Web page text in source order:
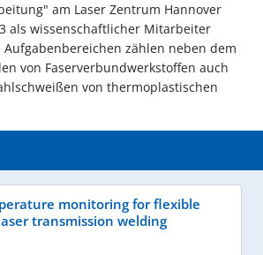
am Laser Zentrum Hannover
als wissenschaftlicher Mitarbeiter
zählen neben dem
von Faserverbundwerkstoffen auch
von thermoplastischen
monitoring for flexible
transmission welding